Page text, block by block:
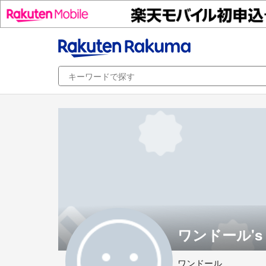
ワンドール
ワンドール